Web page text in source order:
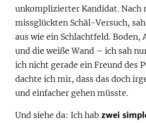
unkomplizierter Kandidat. Nach
missglückten Schäl-Versuch,
aus wie ein Schlachtfeld. Boden,
und die weiße Wand – ich sah
ich nicht gerade ein Freund des
dachte ich mir, dass das doch
und einfacher gehen müsste.
Und siehe da: Ich hab zwei